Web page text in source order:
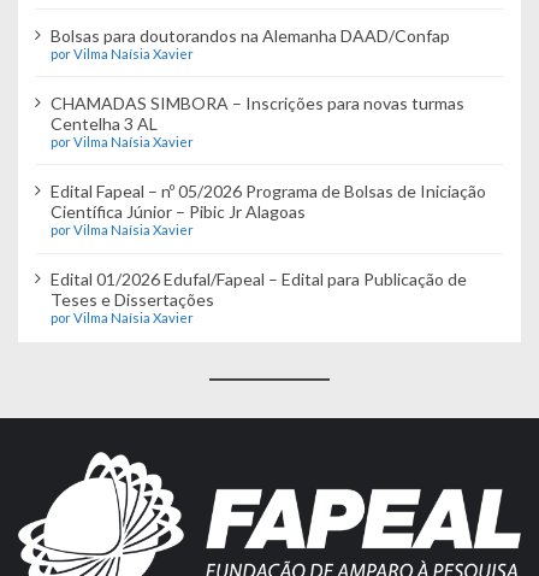
Bolsas para doutorandos na Alemanha DAAD/Confap
por Vilma Naísia Xavier
CHAMADAS SIMBORA – Inscrições para novas turmas
Centelha 3 AL
por Vilma Naísia Xavier
Edital Fapeal – nº 05/2026 Programa de Bolsas de Iniciação
Científica Júnior – Pibic Jr Alagoas
por Vilma Naísia Xavier
Edital 01/2026 Edufal/Fapeal – Edital para Publicação de
Teses e Dissertações
por Vilma Naísia Xavier